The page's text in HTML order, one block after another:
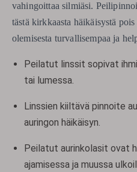
vahingoittaa silmiäsi.
tästä kirkkaasta häikäisystä
olemisesta turvallisempaa ja
Peilatut linssit sopivat
tai lumessa.
Linssien kiiltävä pinnoite
auringon häikäisyn.
Peilatut aurinkolasit ovat
ajamisessa ja muussa